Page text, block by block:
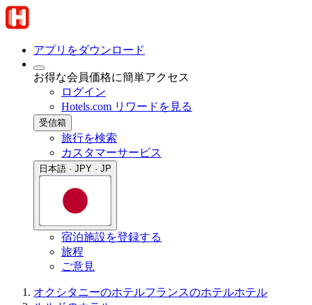
アプリをダウンロード
お得な会員価格に簡単アクセス
ログイン
Hotels.com リワードを見る
受信箱
旅行を検索
カスタマーサービス
日本語 · JPY · JP
宿泊施設を登録する
旅程
ご意見
オクシタニーのホテルフランスのホテルホテル